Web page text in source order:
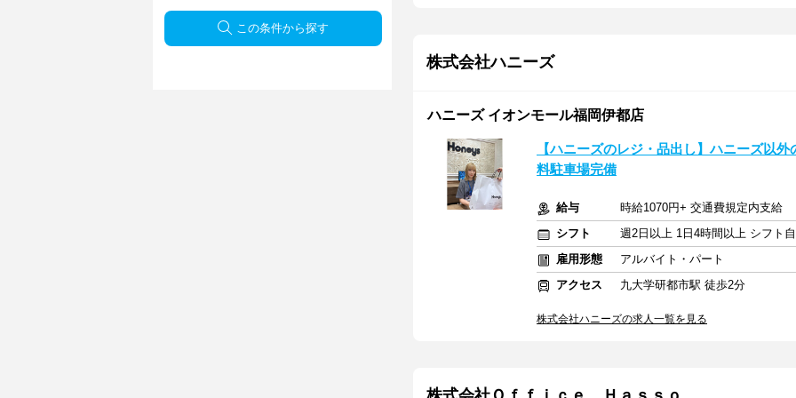
この条件から探す
株式会社ハニーズ
ハニーズ イオンモール福岡伊都店
【ハニーズのレジ・品出し】ハニーズ以
料駐車場完備
給与
時給1070円+ 交通費規定内支給
シフト
週2日以上 1日4時間以上 シフト
雇用形態
アルバイト・パート
アクセス
九大学研都市駅 徒歩2分
株式会社ハニーズの求人一覧を見る